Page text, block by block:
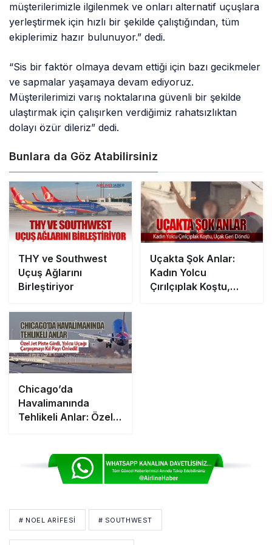
müşterilerimizle ilgilenmek ve onları alternatif uçuşlara
yerleştirmek için hızlı bir şekilde çalıştığından, tüm
ekiplerimiz hazır bulunuyor.” dedi.
“Sis bir faktör olmaya devam ettiği için bazı gecikmeler
ve sapmalar yaşamaya devam ediyoruz.
Müşterilerimizi varış noktalarına güvenli bir şekilde
ulaştırmak için çalışırken verdiğimiz rahatsızlıktan
dolayı özür dileriz” dedi.
Bunlara da Göz Atabilirsiniz
THY ve Southwest
Uçuş Ağlarını
Birleştiriyor
Uçakta Şok Anlar:
Kadın Yolcu
Çırılçıplak Koştu,
Chicago’da
Havalimanında
Tehlikeli Anlar: Özel
Payı Önledi!
# NOEL ARIFESI # SOUTHWEST